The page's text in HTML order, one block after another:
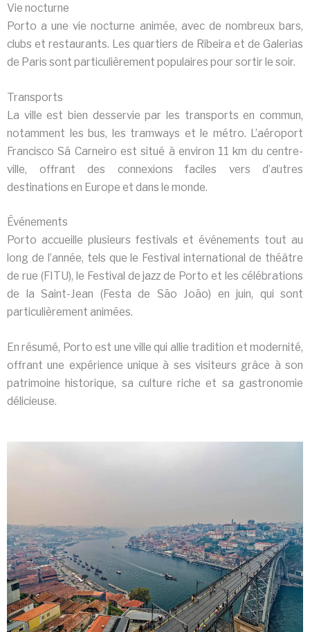
Vie nocturne
Porto a une vie nocturne animée, avec de nombreux bars,
clubs et restaurants. Les quartiers de Ribeira et de Galerias
de Paris sont particulièrement populaires pour sortir le soir.
Transports
La ville est bien desservie par les transports en commun,
notamment les bus, les tramways et le métro. L’aéroport
Francisco Sá Carneiro est situé à environ 11 km du centre-
ville, offrant des connexions faciles vers d’autres
destinations en Europe et dans le monde.
Événements
Porto accueille plusieurs festivals et événements tout au
long de l’année, tels que le Festival international de théâtre
de rue (FITU), le Festival de jazz de Porto et les célébrations
de la Saint-Jean (Festa de São João) en juin, qui sont
particulièrement animées.
En résumé, Porto est une ville qui allie tradition et modernité,
offrant une expérience unique à ses visiteurs grâce à son
patrimoine historique, sa culture riche et sa gastronomie
délicieuse.